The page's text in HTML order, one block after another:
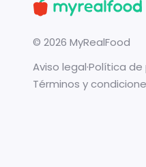
© 2026 MyRealFood
Aviso legal·Política de
Términos y